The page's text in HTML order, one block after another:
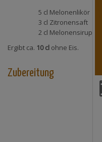
5 cl Melonenlikör
3 cl Zitronensaft
2 cl Melonensirup
Ergibt ca. 10 cl ohne Eis.
Zubereitung